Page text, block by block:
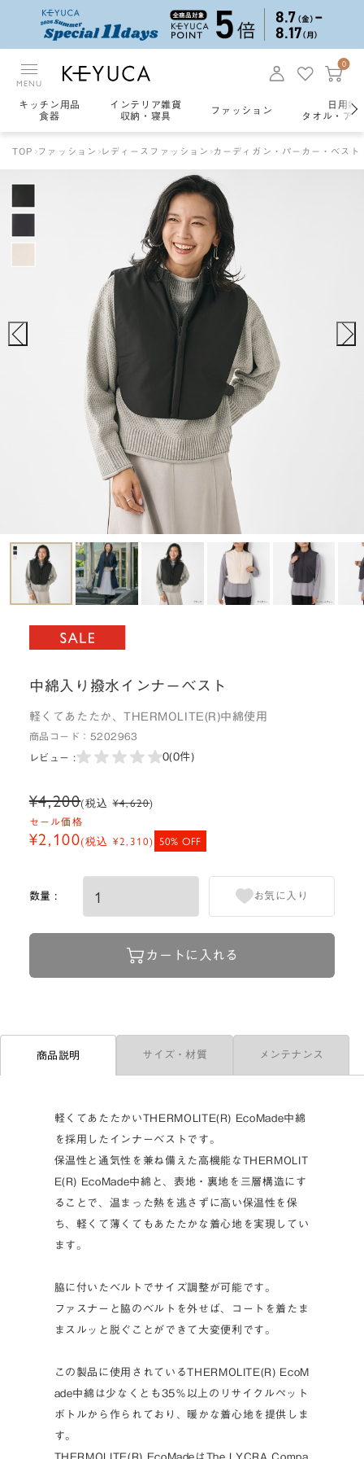
MENU
0
キッチン用品
食器
インテリア雑貨
収納・寝具
ファッション
日用雑
タオル・ア
TOP ファッション レディースファッション カーディガン・パーカー・ベスト
中綿入り撥水インナーベスト
軽くてあたたか、THERMOLITE(R)中綿使用
商品コード： 5202963
レビュー : 0(0件)
¥4,200(税込¥4,620)
セール価格
¥2,100(税込 ¥2,310) 50% OFF
数量 :
カートに入れる
お気に入り
商品説明 サイズ・材質 メンテナンス
軽くてあたたかいTHERMOLITE(R) EcoMade中綿
を採用したインナーベストです。
保温性と通気性を兼ね備えた高機能なTHERMOLIT
E(R) EcoMade中綿と、表地・裏地を三層構造にす
ることで、温まった熱を逃さずに高い保温性を保
ち、軽くて薄くてもあたたかな着心地を実現してい
ます。
脇に付いたベルトでサイズ調整が可能です。
ファスナーと脇のベルトを外せば、コートを着たま
まスルッと脱ぐことができて大変便利です。
この製品に使用されているTHERMOLITE(R) EcoM
ade中綿は少なくとも35％以上のリサイクルペット
ボトルから作られており、暖かな着心地を提供しま
す。
THERMOLITE(R) EcoMadeはThe LYCRA Compa